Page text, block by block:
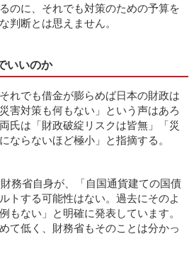
のに、それでも対策のための予算を
判断とは思えません。
いいのか
れでも借金が膨らめば日本の財政は
害対策も何もない」という声はあろ
氏は「財政破綻リスクは皆無」「災
ならないほど極小」と指摘する。
務省自身が、「自国通貨建ての国債
トする可能性はない。過去にそのよ
もない」と明確に発表しています。
て低く、財務省もそのことは分かっ